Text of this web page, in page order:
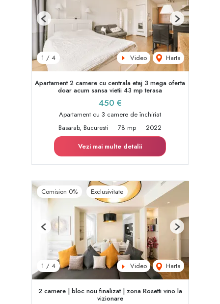
1 / 4 Video Harta
Previous Next
Apartament 2 camere cu centrala etaj 3 mega oferta
doar acum sansa vietii 43 mp terasa
450 €
Apartament cu 3 camere de închiriat
Basarab, Bucuresti
78 mp
2022
Vezi mai multe detalii
Comision 0% Exclusivitate
1 / 4 Video Harta
Previous Next
2 camere | bloc nou finalizat | zona Rosetti vino la
vizionare